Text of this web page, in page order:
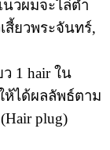
วผมจะไล่ต่ำ
สี้ยวพระจันทร์,
1 hair ใน
ห้ได้ผลลัพธ์ตาม
plug)